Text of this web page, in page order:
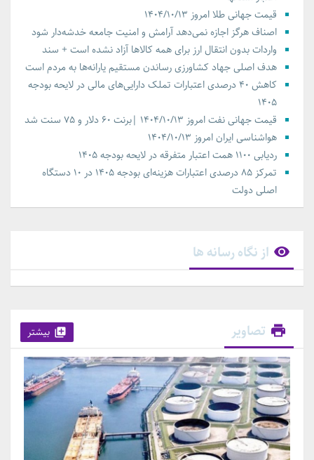
قیمت جهانی طلا امروز ۱۴۰۴/۱۰/۱۳
اصناف هرگز اجازه نمی‌دهد آرامش و امنیت جامعه خدشه‌دار شود
واردات بدون انتقال ارز برای همه کالاها آزاد نشده است + سند
هدف اصلی جهاد کشاورزی رساندن مستقیم یارانه‌ها به مردم است
کاهش ۴۰ درصدی اعتبارات تملک دارایی‌های مالی در لایحه بودجه
۱۴۰۵
قیمت جهانی نفت امروز ۱۴۰۴/۱۰/۱۳ |برنت ۶۰ دلار و ۷۵ سنت شد
هواشناسی ایران امروز ۱۴۰۴/۱۰/۱۳
ردیابی ۱۱۰۰ همت اعتبار متفرقه در لایحه بودجه ۱۴۰۵
تمرکز ۸۵ درصدی اعتبارات هزینه‌ای بودجه ۱۴۰۵ در ۱۰ دستگاه
اصلی دولت
از نگاه رسانه ها
تصاویر بیشتر